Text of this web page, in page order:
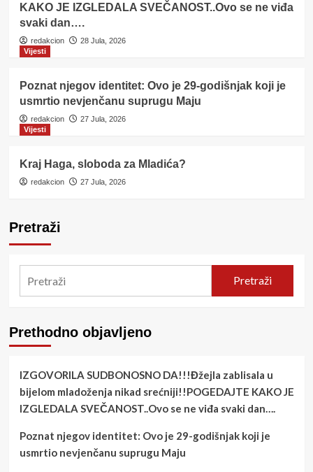
KAKO JE IZGLEDALA SVEČANOST..Ovo se ne viđa
svaki dan….
redakcion
28 Jula, 2026
Vijesti
Poznat njegov identitet: Ovo je 29-godišnjak koji je
usmrtio nevjenčanu suprugu Maju
redakcion
27 Jula, 2026
Vijesti
Kraj Haga, sloboda za Mladića?
redakcion 27 Jula, 2026
Pretraži
Pretraži
Prethodno objavljeno
IZGOVORILA SUDBONOSNO DA!!!Đžejla zablisala u
bijelom mladoženja nikad srećniji!!POGEDAJTE KAKO JE
IZGLEDALA SVEČANOST..Ovo se ne viđa svaki dan….
Poznat njegov identitet: Ovo je 29-godišnjak koji je
usmrtio nevjenčanu suprugu Maju